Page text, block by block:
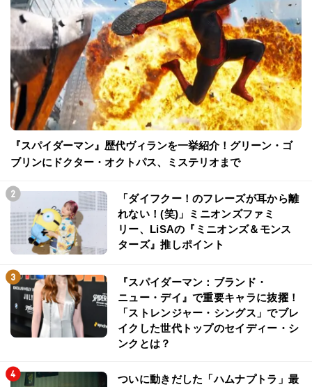
『スパイダーマン』歴代ヴィランを一挙紹介！グリーン・ゴ
ブリンにドクター・オクトパス、ミステリオまで
「ダイフクー！のフレーズが耳から離
れない！(笑)」ミニオンズファミ
リー、LiSAの『ミニオンズ＆モンス
ターズ』推しポイント
『スパイダーマン：ブランド・
ニュー・デイ』で重要キャラに抜擢！
「ストレンジャー・シングス」でブレ
イクした世代トップのセイディー・シ
ンクとは？
ついに動きだした「ハムナプトラ」最